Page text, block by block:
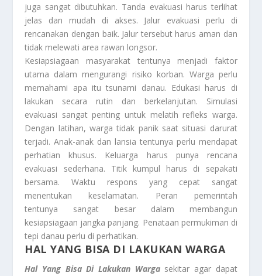
juga sangat dibutuhkan. Tanda evakuasi harus terlihat
jelas dan mudah di akses. Jalur evakuasi perlu di
rencanakan dengan baik. Jalur tersebut harus aman dan
tidak melewati area rawan longsor.
Kesiapsiagaan masyarakat tentunya menjadi faktor
utama dalam mengurangi risiko korban. Warga perlu
memahami apa itu tsunami danau. Edukasi harus di
lakukan secara rutin dan berkelanjutan. Simulasi
evakuasi sangat penting untuk melatih refleks warga.
Dengan latihan, warga tidak panik saat situasi darurat
terjadi. Anak-anak dan lansia tentunya perlu mendapat
perhatian khusus. Keluarga harus punya rencana
evakuasi sederhana. Titik kumpul harus di sepakati
bersama. Waktu respons yang cepat sangat
menentukan keselamatan. Peran pemerintah
tentunya sangat besar dalam membangun
kesiapsiagaan jangka panjang. Penataan permukiman di
tepi danau perlu di perhatikan.
HAL YANG BISA DI LAKUKAN WARGA
Hal Yang Bisa Di Lakukan Wargasekitar agar dapat